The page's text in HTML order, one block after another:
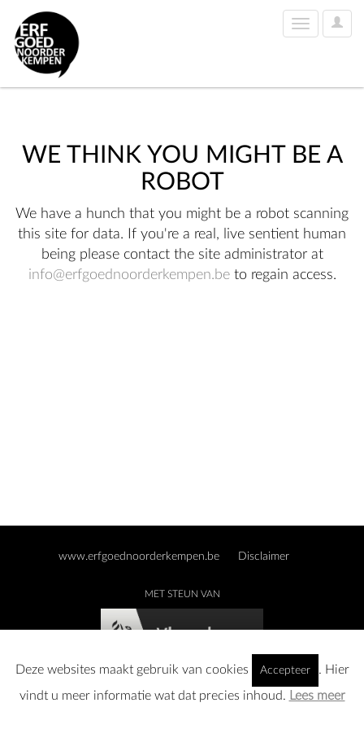
User
Toggle
WE THINK YOU MIGHT BE A
ROBOT
We have a hunch that you might be a robot scanning
this site for data. If you're a real, live sentient human
being please contact the site administrator at
info@erfgoednoorderkempen.beto regain access.
www.erfgoednoorderkempen.be Disclaimer
MET STEUN VAN
Deze websites maakt gebruik van cookies Accepteer
. Hier
vindt u meer informatie wat dat precies inhoud. Lees meer